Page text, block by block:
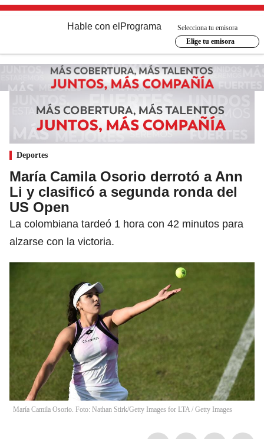
Hable con el Programa
Selecciona tu emisora
Elige tu emisora
Deportes
María Camila Osorio derrotó a Ann
Li y clasificó a segunda ronda del
US Open
La colombiana tardeó 1 hora con 42 minutos para
alzarse con la victoria.
María Camila Osorio. Foto: Nathan Stirk/Getty Images for LTA / Getty Images